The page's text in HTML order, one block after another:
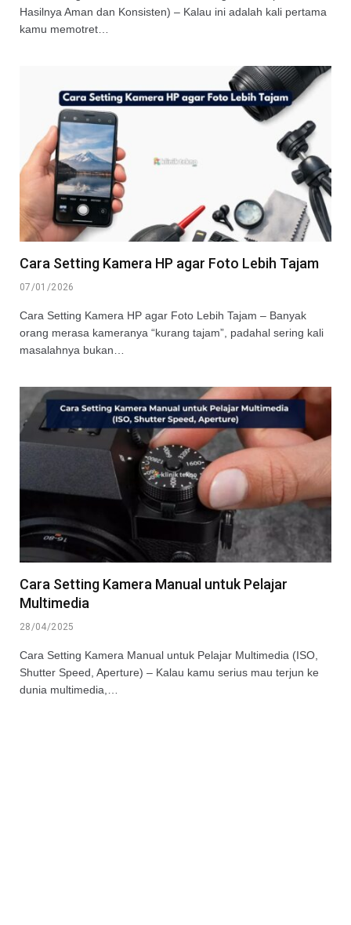
Hasilnya Aman dan Konsisten) – Kalau ini adalah kali pertama
kamu memotret…
Cara Setting Kamera HP agar Foto Lebih Tajam
07/01/2026
Cara Setting Kamera HP agar Foto Lebih Tajam – Banyak
orang merasa kameranya “kurang tajam”, padahal sering kali
masalahnya bukan…
Cara Setting Kamera Manual untuk Pelajar
Multimedia
28/04/2025
Cara Setting Kamera Manual untuk Pelajar Multimedia (ISO,
Shutter Speed, Aperture) – Kalau kamu serius mau terjun ke
dunia multimedia,…